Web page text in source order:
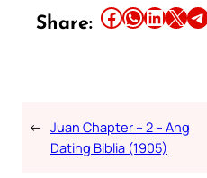
Share: Share this article on Facebook Share this article on WhatsApp Share this article on LinkedIn Share this article on X Share this article on Telegram
← Juan Chapter – 2 – Ang
Dating Biblia (1905)